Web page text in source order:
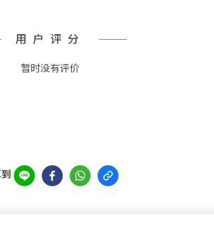
用户评分
暂时没有评价